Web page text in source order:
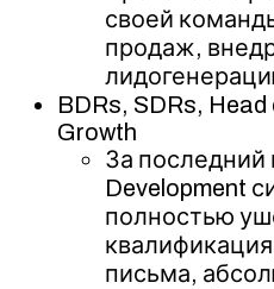
своей
продаж,
BDRs, SDRs,
Growth
За последний
Development
полностью
письма,